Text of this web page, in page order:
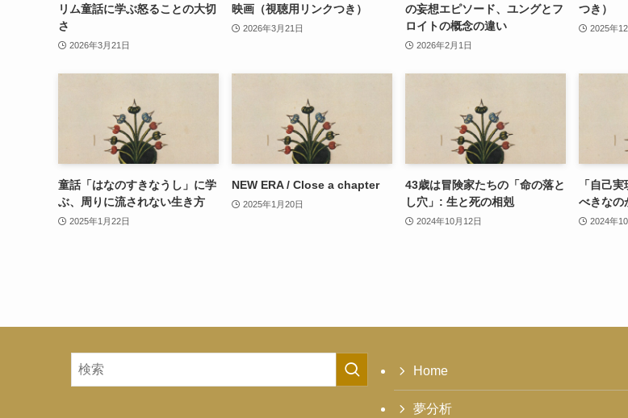
リム童話に学ぶ怒ることの大切
さ
2026年3月21日
映画（視聴用リンクつき）
2026年3月21日
の妄想エピソード、ユングとフ
ロイトの概念の違い
2026年2月1日
つき）
2025年
童話「はなのすきなうし」に学
ぶ、周りに流されない生き方
2025年1月22日
NEW ERA / Close a chapter
2025年1月20日
43歳は冒険家たちの「命の落と
し穴」: 生と死の相剋
2024年10月12日
「自己
べきなの
2024年
Home
夢分析